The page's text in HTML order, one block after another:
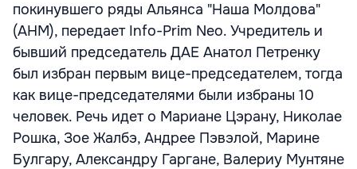
покинувшего ряды Альянса "Наша Молдова"
(АНМ), передает Info-Prim Neo. Учредитель и
бывший председатель ДАЕ Анатол Петренку
был избран первым вице-председателем, тогда
как вице-председателями были избраны 10
человек. Речь идет о Мариане Цэрану, Николае
Рошка, Зое Жалбэ, Андрее Пэвэлой, Марине
Булгару, Александру Гаргане, Валериу Мунтяне